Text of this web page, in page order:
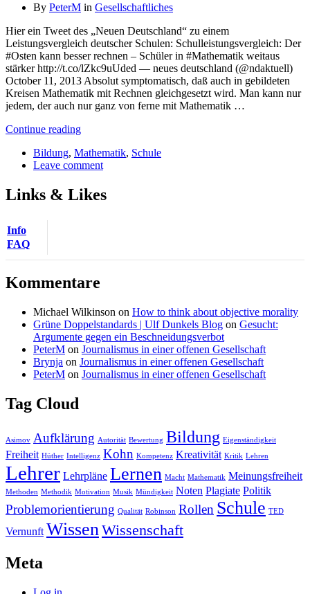
By PeterM in Gesellschaftliches
Hier ein Tweet des „Neuen Deutschland“ zu einem
Leistungsvergleich deutscher Schulen: Schulleistungsvergleich: Der
#Osten kann besser rechnen – Schüler in #Mathematik weitaus
stärker http://t.co/lZkc9uUded — neues deutschland (@ndaktuell)
October 11, 2013 Absolut symptomatisch, daß auch in gebildeten
Kreisen Mathematik mit Rechnen gleichgesetzt wird. Man kann nur
jedem, der auch nur ganz von ferne mit Mathematik …
Continue reading
Bildung, Mathematik, Schule
Leave comment
Links & Likes
Info
FAQ
Kommentare
Michael Wilkinson on How to think about objective morality
Grüne Doppelstandards | Ulf Dunkels Blog on Gesucht:
Argumente gegen ein Beschneidungsverbot
PeterM on Journalismus in einer offenen Gesellschaft
Brynja on Journalismus in einer offenen Gesellschaft
PeterM on Journalismus in einer offenen Gesellschaft
Tag Cloud
Asimov Aufklärung Autorität Bewertung Bildung Eigenständigkeit
Freiheit Hüther Intelligenz Kohn Kompetenz Kreativität Kritik Lehren
Lehrer Lehrpläne Lernen Macht Mathematik Meinungsfreiheit
Methoden Methodik Motivation Musik Mündigkeit Noten Plagiate Politik
Problemorientierung Qualität Robinson Rollen Schule TED
Vernunft WissenWissenschaft
Meta